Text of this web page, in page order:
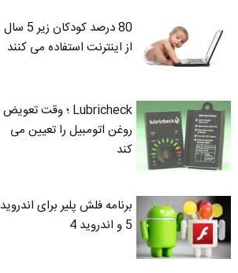
80 درصد کودکان زیر 5 سال
از اینترنت استفاده می کنند
Lubricheck ؛ وقت تعویض
روغن اتومبیل را تعیین می
کند
برنامه فلش پلیر برای اندروید
5 و اندروید 4